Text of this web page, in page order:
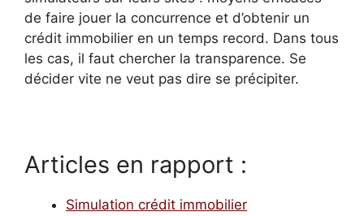
de faire jouer la concurrence et d’obtenir un
crédit immobilier en un temps record. Dans tous
les cas, il faut chercher la transparence. Se
décider vite ne veut pas dire se précipiter.
Articles en rapport :
Simulation crédit immobilier